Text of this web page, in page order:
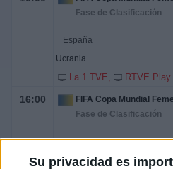
Su privacidad es
Fase de Clasificación
España
Ucrania
La 1 TVE RTVE Play
16:00
FIFA Copa Mundial
Fase de Clasificación
Liechtenstein
Bosnia